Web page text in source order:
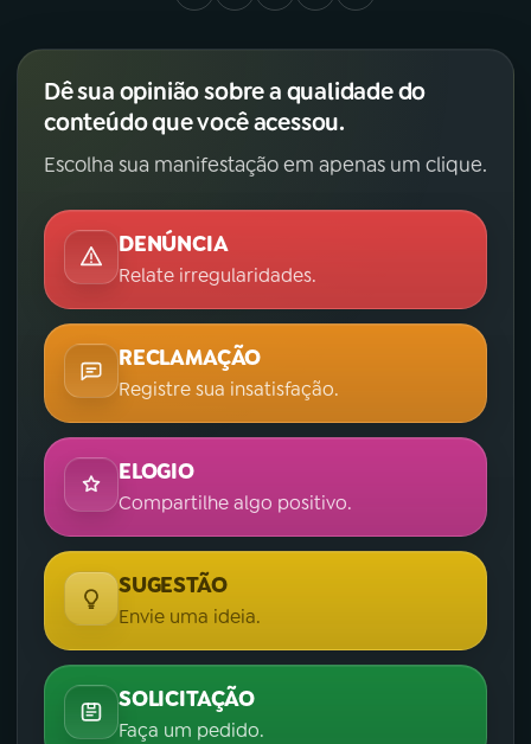
Dê sua opinião sobre a qualidade do
conteúdo que você acessou.
Escolha sua manifestação em apenas um clique.
DENÚNCIA
Relate irregularidades.
RECLAMAÇÃO
Registre sua insatisfação.
ELOGIO
Compartilhe algo positivo.
SUGESTÃO
Envie uma ideia.
SOLICITAÇÃO
Faça um pedido.